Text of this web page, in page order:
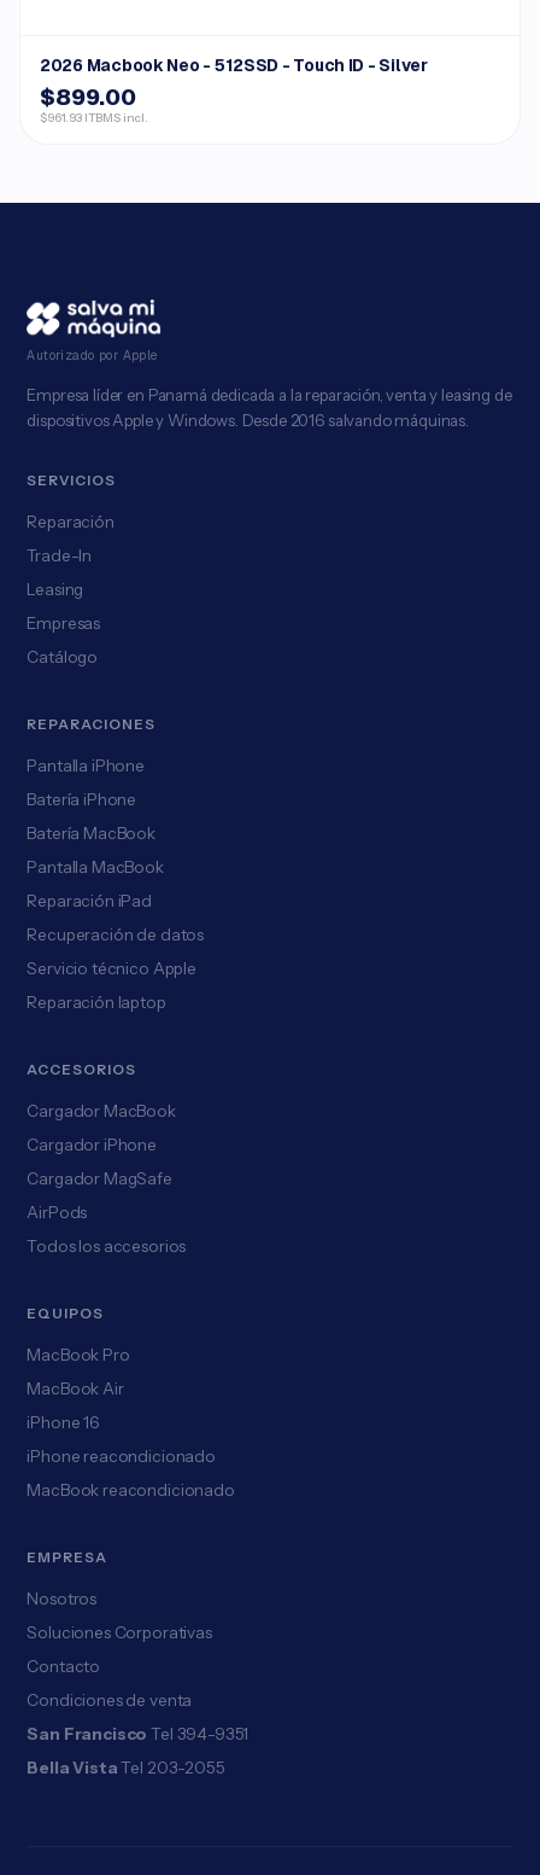
2026 Macbook Neo - 512SSD - Touch ID - Silver
$899.00
$961.93 ITBMS incl.
Autorizado por Apple
Empresa líder en Panamá dedicada a la reparación, venta y leasing de
dispositivos Apple y Windows. Desde 2016 salvando máquinas.
SERVICIOS
Reparación
Trade-In
Leasing
Empresas
Catálogo
REPARACIONES
Pantalla iPhone
Batería iPhone
Batería MacBook
Pantalla MacBook
Reparación iPad
Recuperación de datos
Servicio técnico Apple
Reparación laptop
ACCESORIOS
Cargador MacBook
Cargador iPhone
Cargador MagSafe
AirPods
Todos los accesorios
EQUIPOS
MacBook Pro
MacBook Air
iPhone 16
iPhone reacondicionado
MacBook reacondicionado
EMPRESA
Nosotros
Soluciones Corporativas
Contacto
Condiciones de venta
San Francisco Tel 394-9351
Bella Vista Tel 203-2055